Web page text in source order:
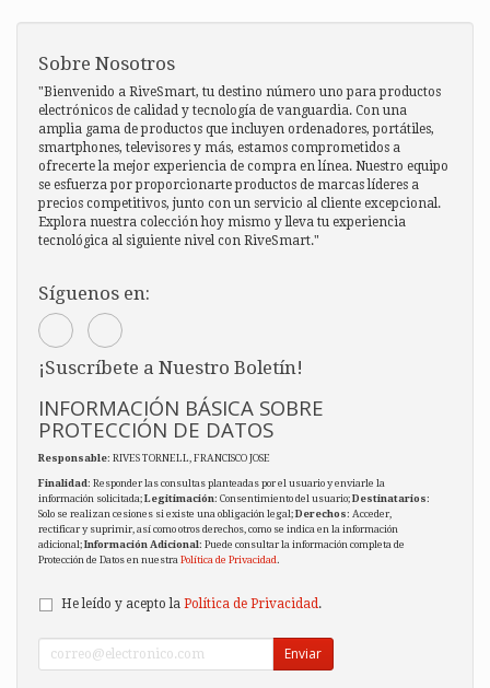
Sobre Nosotros
"Bienvenido a RiveSmart, tu destino número uno para productos
electrónicos de calidad y tecnología de vanguardia. Con una
amplia gama de productos que incluyen ordenadores, portátiles,
smartphones, televisores y más, estamos comprometidos a
ofrecerte la mejor experiencia de compra en línea. Nuestro equipo
se esfuerza por proporcionarte productos de marcas líderes a
precios competitivos, junto con un servicio al cliente excepcional.
Explora nuestra colección hoy mismo y lleva tu experiencia
tecnológica al siguiente nivel con RiveSmart."
Síguenos en:
¡Suscríbete a Nuestro Boletín!
INFORMACIÓN BÁSICA SOBRE
PROTECCIÓN DE DATOS
Responsable: RIVES TORNELL, FRANCISCO JOSE
Finalidad: Responder las consultas planteadas por el usuario y enviarle la
información solicitada;Legitimación: Consentimiento del usuario;Destinatarios:
Solo se realizan cesiones si existe una obligación legal;Derechos: Acceder,
rectificar y suprimir, así como otros derechos, como se indica en la información
adicional;Información Adicional: Puede consultar la información completa de
Protección de Datos en nuestra Política de Privacidad.
He leído y acepto la Política de Privacidad .
Enviar